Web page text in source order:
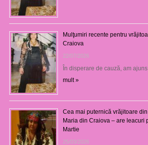
Mulţumiri recente pentru
Craiova
22/07/2026
În disperare de cauză, am
mult »
Cea mai puternică vrăjitoare
Maria din Craiova – are leacuri
Martie
25/03/2026